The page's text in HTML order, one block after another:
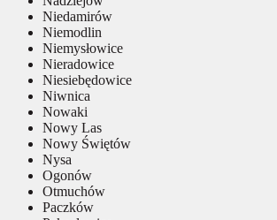
Niedamirów
Niemodlin
Niemysłowice
Nieradowice
Niesiebędowice
Niwnica
Nowaki
Nowy Las
Nowy Świętów
Nysa
Ogonów
Otmuchów
Paczków